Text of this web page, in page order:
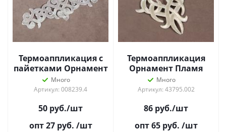
Термоаппликация с
пайетками Орнамент
Серебро 8573
Много
Артикул: 008239.4
50 руб./шт
опт 27 руб. /шт
Термоаппликация
Орнамент Пламя
Серебро APY1
Много
Артикул: 43795.002
86 руб./шт
опт 65 руб. /шт